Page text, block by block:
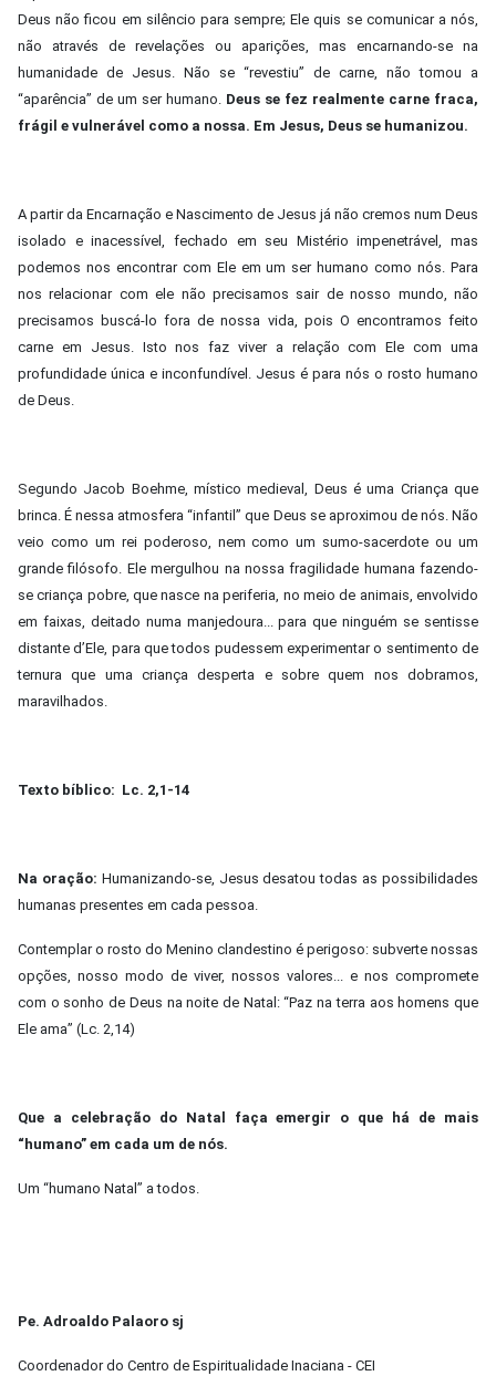
Deus não ficou em silêncio para sempre; Ele quis se comunicar a nós,
não através de revelações ou aparições, mas encarnando-se na
humanidade de Jesus. Não se “revestiu” de carne, não tomou a
“aparência” de um ser humano. Deus se fez realmente carne fraca,
frágil e vulnerável como a nossa. Em Jesus, Deus se humanizou.
A partir da Encarnação e Nascimento de Jesus já não cremos num Deus
isolado e inacessível, fechado em seu Mistério impenetrável, mas
podemos nos encontrar com Ele em um ser humano como nós. Para
nos relacionar com ele não precisamos sair de nosso mundo, não
precisamos buscá-lo fora de nossa vida, pois O encontramos feito
carne em Jesus. Isto nos faz viver a relação com Ele com uma
profundidade única e inconfundível. Jesus é para nós o rosto humano
de Deus.
Segundo Jacob Boehme, místico medieval, Deus é uma Criança que
brinca. É nessa atmosfera “infantil” que Deus se aproximou de nós. Não
veio como um rei poderoso, nem como um sumo-sacerdote ou um
grande filósofo. Ele mergulhou na nossa fragilidade humana fazendo-
se criança pobre, que nasce na periferia, no meio de animais, envolvido
em faixas, deitado numa manjedoura... para que ninguém se sentisse
distante d’Ele, para que todos pudessem experimentar o sentimento de
ternura que uma criança desperta e sobre quem nos dobramos,
maravilhados.
Texto bíblico: Lc. 2,1-14
Na oração: Humanizando-se, Jesus desatou todas as possibilidades
humanas presentes em cada pessoa.
Contemplar o rosto do Menino clandestino é perigoso: subverte nossas
opções, nosso modo de viver, nossos valores... e nos compromete
com o sonho de Deus na noite de Natal: “Paz na terra aos homens que
Ele ama” (Lc. 2,14)
Que a celebração do Natal faça emergir o que há de mais
“humano” em cada um de nós.
Um “humano Natal” a todos.
Pe. Adroaldo Palaoro sj
Coordenador do Centro de Espiritualidade Inaciana - CEI